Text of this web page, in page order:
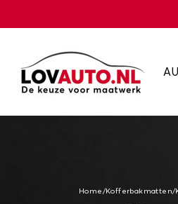
Home / Kofferbakmatten/